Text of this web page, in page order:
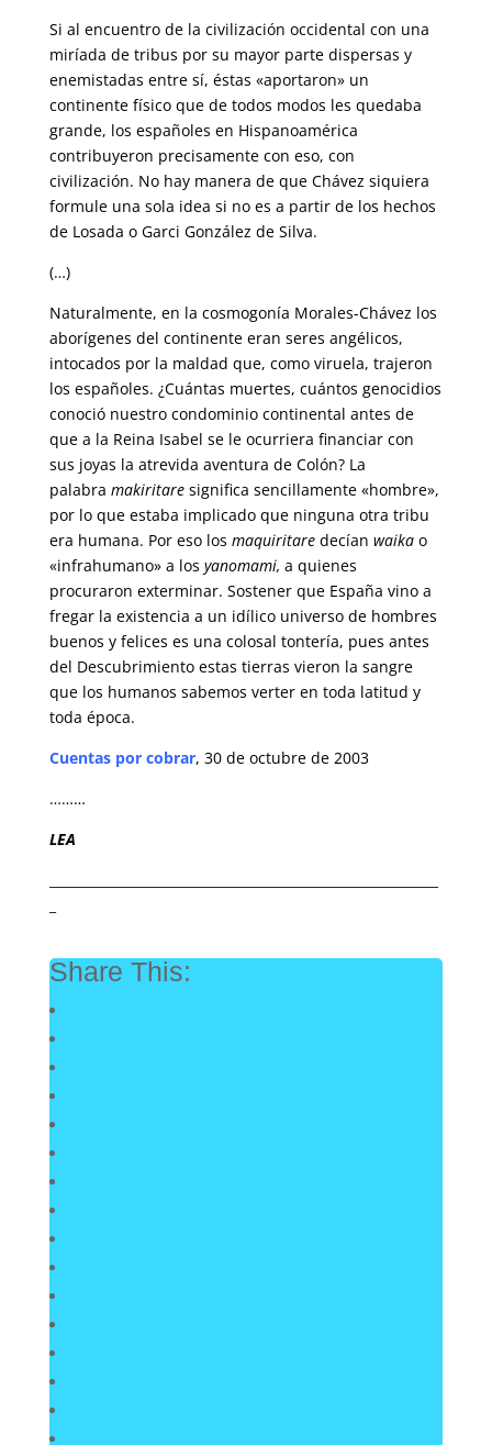
Si al encuentro de la civilización occidental con una
miríada de tribus por su mayor parte dispersas y
enemistadas entre sí, éstas «aportaron» un
continente físico que de todos modos les quedaba
grande, los españoles en Hispanoamérica
contribuyeron precisamente con eso, con
civilización. No hay manera de que Chávez siquiera
formule una sola idea si no es a partir de los hechos
de Losada o Garci González de Silva.
(…)
Naturalmente, en la cosmogonía Morales-Chávez los
aborígenes del continente eran seres angélicos,
intocados por la maldad que, como viruela, trajeron
los españoles. ¿Cuántas muertes, cuántos genocidios
conoció nuestro condominio continental antes de
que a la Reina Isabel se le ocurriera financiar con
sus joyas la atrevida aventura de Colón? La
palabra makiritaresignifica sencillamente «hombre»,
por lo que estaba implicado que ninguna otra tribu
era humana. Por eso los maquiritaredecían waikao
«infrahumano» a los yanomami, a quienes
procuraron exterminar. Sostener que España vino a
fregar la existencia a un idílico universo de hombres
buenos y felices es una colosal tontería, pues antes
del Descubrimiento estas tierras vieron la sangre
que los humanos sabemos verter en toda latitud y
toda época.
Cuentas por cobrar, 30 de octubre de 2003
………
LEA
Share This: